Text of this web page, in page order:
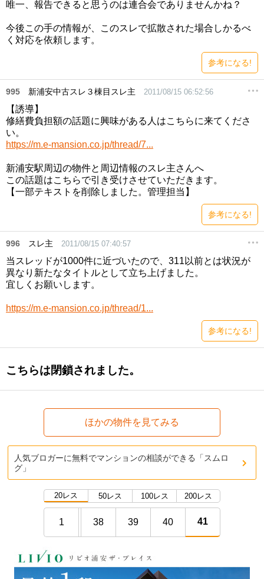
唯一、報告できると思うのは連合会でありませんかね？
今後この手の情報が、このスレで拡散された場合しかるべ
く対応を依頼します。
参考になる!
995 新浦安中古スレ３棟目スレ主 2011/08/15 06:52:56
【誘導】
修繕費負担額の話題に興味がある人はこちらに来てくださ
い。
https://m.e-mansion.co.jp/thread/7...
新浦安駅周辺の物件と周辺情報のスレ主さんへ
この話題はこちらで引き受けさせていただきます。
【一部テキストを削除しました。管理担当】
参考になる!
996 スレ主 2011/08/15 07:40:57
当スレッドが1000件に近づいたので、311以前とは状況が
異なり新たなタイトルとして立ち上げました。
宜しくお願いします。
https://m.e-mansion.co.jp/thread/1...
参考になる!
こちらは閉鎖されました。
ほかの物件を見てみる
人気ブロガーに無料でマンションの相談ができる「スムロ
グ」
20レス 50レス 100レス 200レス
1 38 39 40 41